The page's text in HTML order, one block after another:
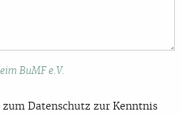
BuMF e.V.
Datenschutz zur Kenntnis